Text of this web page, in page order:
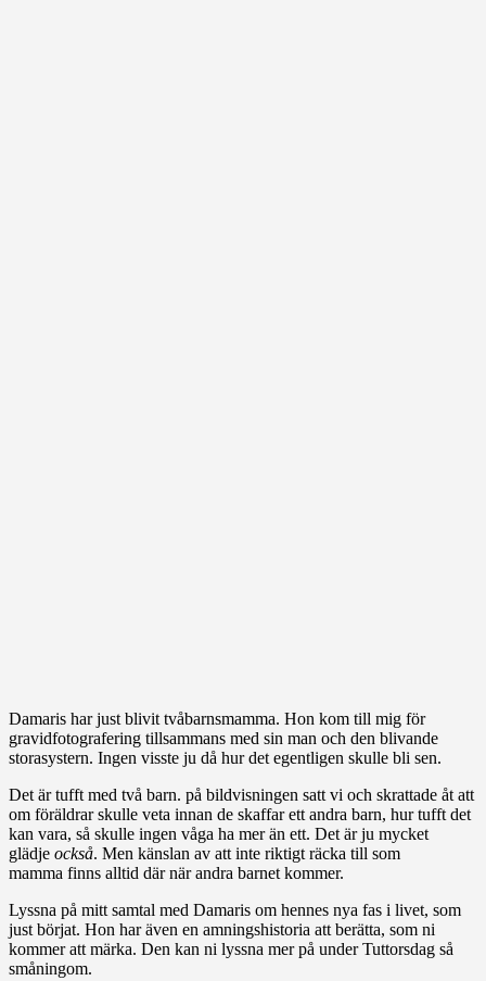
Damaris har just blivit tvåbarnsmamma. Hon kom till mig för
gravidfotografering tillsammans med sin man och den blivande
storasystern. Ingen visste ju då hur det egentligen skulle bli sen.
Det är tufft med två barn. på bildvisningen satt vi och skrattade åt att
om föräldrar skulle veta innan de skaffar ett andra barn, hur tufft det
kan vara, så skulle ingen våga ha mer än ett. Det är ju mycket
glädje också. Men känslan av att inte riktigt räcka till som
mamma finns alltid där när andra barnet kommer.
Lyssna på mitt samtal med Damaris om hennes nya fas i livet, som
just börjat. Hon har även en amningshistoria att berätta, som ni
kommer att märka. Den kan ni lyssna mer på under Tuttorsdag så
småningom.